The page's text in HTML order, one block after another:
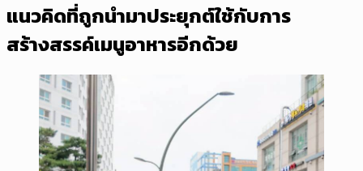
แนวคิดที่ถูกนำมาประยุกต์ใช้กับการ
สร้างสรรค์เมนูอาหารอีกด้วย